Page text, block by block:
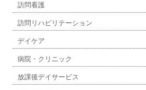
訪問看護
訪問リハビリテーション
デイケア
病院・クリニック
放課後デイサービス